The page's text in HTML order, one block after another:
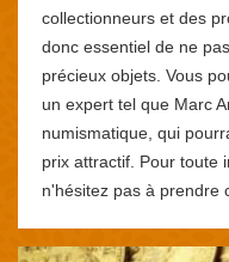
collectionneurs et des
donc essentiel de ne
précieux objets. Vous
un expert tel que Marc
numismatique, qui
prix attractif. Pour toute
n'hésitez pas à prendre